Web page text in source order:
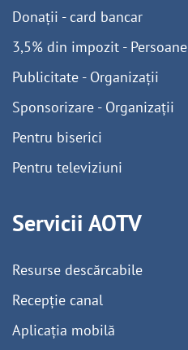
Donații - card bancar
3,5% din impozit - Persoane
Publicitate - Organizații
Sponsorizare - Organizații
Pentru biserici
Pentru televiziuni
Servicii AOTV
Resurse descărcabile
Recepție canal
Aplicația mobilă